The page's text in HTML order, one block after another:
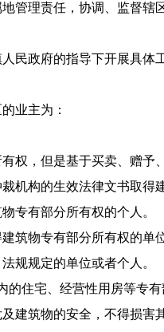
理责任，协调、监督辖
政府的指导下开展具体工
主为：
，但是基于买卖、赠予、
构的生效法律文书取得建
有部分所有权的个人。
物专有部分所有权的单位
规定的单位或者个人。
宅、经营性用房等专有
筑物的安全，不得损害其